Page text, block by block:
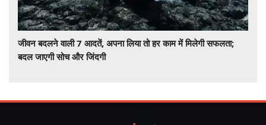
जीवन बदलने वाली 7 आदतें, अपना लिया तो हर काम में मिलेगी सफलता;
बदल जाएगी सोच और जिंदगी